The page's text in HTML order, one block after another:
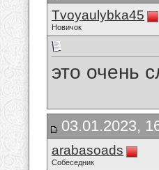
Tvoyaulybka45
Новичок
это очень
03.01.2023,
arabasoads
Собеседник